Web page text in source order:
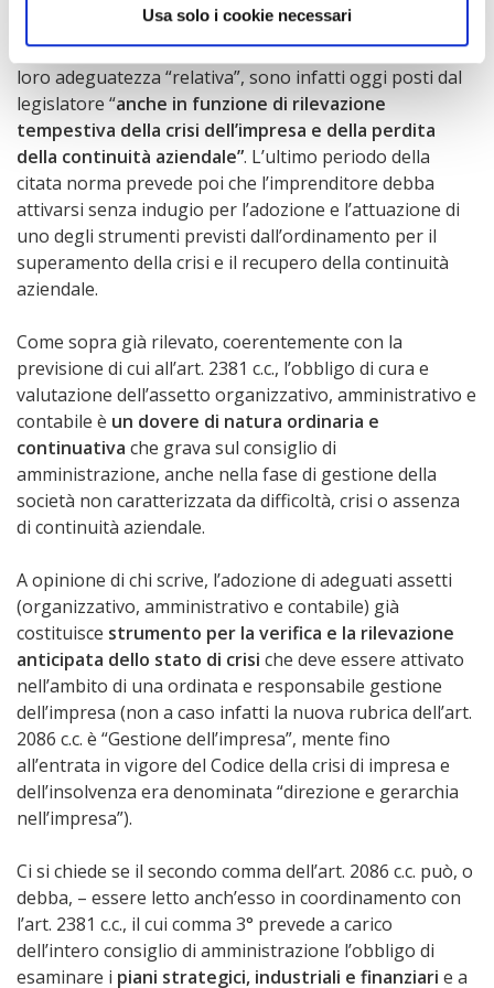
Usa solo i cookie necessari
organizzativi, amministrativi e contabili adeguati alla
natura e alle dimensioni dell’impresa. Tali assetti, e la
loro adeguatezza “relativa”, sono infatti oggi posti dal
legislatore “anche in funzione di rilevazione
tempestiva della crisi dell’impresa e della perdita
della continuità aziendale”. L’ultimo periodo della
citata norma prevede poi che l’imprenditore debba
attivarsi senza indugio per l’adozione e l’attuazione di
uno degli strumenti previsti dall’ordinamento per il
superamento della crisi e il recupero della continuità
aziendale.
Come sopra già rilevato, coerentemente con la
previsione di cui all’art. 2381 c.c., l’obbligo di cura e
valutazione dell’assetto organizzativo, amministrativo e
contabile è un dovere di natura ordinaria e
continuativa che grava sul consiglio di
amministrazione, anche nella fase di gestione della
società non caratterizzata da difficoltà, crisi o assenza
di continuità aziendale.
A opinione di chi scrive, l’adozione di adeguati assetti
(organizzativo, amministrativo e contabile) già
costituisce strumento per la verifica e la rilevazione
anticipata dello stato di crisi che deve essere attivato
nell’ambito di una ordinata e responsabile gestione
dell’impresa (non a caso infatti la nuova rubrica dell’art.
2086 c.c. è “Gestione dell’impresa”, mente fino
all’entrata in vigore del Codice della crisi di impresa e
dell’insolvenza era denominata “direzione e gerarchia
nell’impresa”).
Ci si chiede se il secondo comma dell’art. 2086 c.c. può, o
debba, – essere letto anch’esso in coordinamento con
l’art. 2381 c.c., il cui comma 3° prevede a carico
dell’intero consiglio di amministrazione l’obbligo di
esaminare i piani strategici, industriali e finanziari e a